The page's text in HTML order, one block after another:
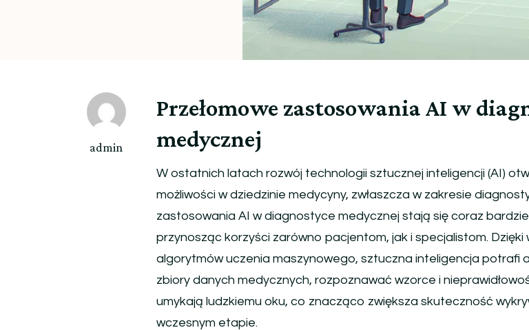
admin
Przełomowe zastosowania AI w
medycznej
W ostatnich latach rozwój technologii sztucznej inteligencji (AI)
możliwości w dziedzinie medycyny, zwłaszcza w zakresie
zastosowania AI w diagnostyce medycznej stają się coraz
przynosząc korzyści zarówno pacjentom, jak i specjalistom. Dzięki
algorytmów uczenia maszynowego, sztuczna inteligencja potrafi
zbiory danych medycznych, rozpoznawać wzorce i
umykają ludzkiemu oku, co znacząco zwiększa skuteczność
wczesnym etapie.